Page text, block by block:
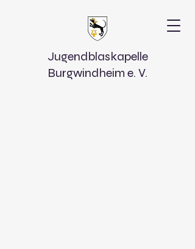
Jugendblaskapelle
Burgwindheim e. V.